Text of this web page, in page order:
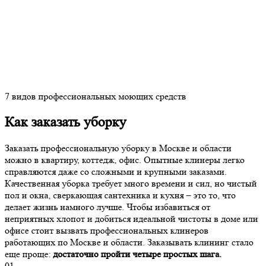
7 видов профессиональных моющих средств
Как заказать уборку
Заказать профессиональную уборку в Москве и области
можно в квартиру, коттедж, офис. Опытные клинеры легко
справляются даже со сложными и крупными заказами.
Качественная уборка требует много времени и сил, но чистый
пол и окна, сверкающая сантехника и кухня – это то, что
делает жизнь намного лучше. Чтобы избавиться от
неприятных хлопот и добиться идеальной чистоты в доме или
офисе стоит вызвать профессиональных клинеров
работающих по Москве и области. Заказывать клининг стало
еще проще: достаточно пройти четыре простых шага.